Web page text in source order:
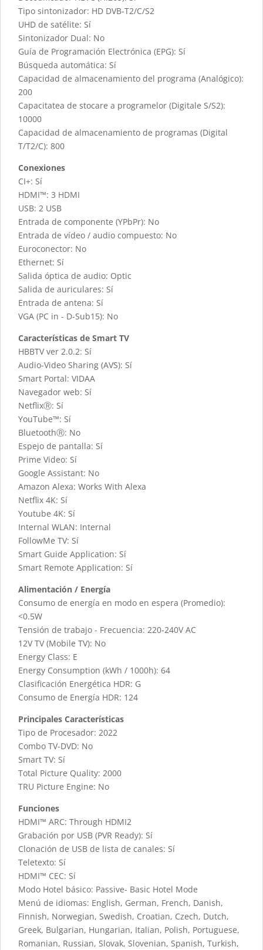
Tipo sintonizador: HD DVB-T2/C/S2
UHD de satélite: Sí
Sintonizador Dual: No
Guía de Programación Electrónica (EPG): Sí
Búsqueda automática: Sí
Capacidad de almacenamiento del programa (Analógico):
200
Capacitatea de stocare a programelor (Digitale S/S2):
10000
Capacidad de almacenamiento de programas (Digital
T/T2/C): 800
Conexiones
CI+: Sí
HDMI™: 3 HDMI
USB: 2 USB
Entrada de componente (YPbPr): No
Entrada de vídeo / audio compuesto: No
Euroconector: No
Ethernet: Sí
Salida óptica de audio: Optic
Salida de auriculares: Sí
Entrada de antena: Sí
VGA (PC in - D-Sub15): No
Características de Smart TV
HBBTV ver 2.0.2: Sí
Audio-Video Sharing (AVS): Sí
Smart Portal: VIDAA
Navegador web: Sí
NetflixⓇ: Sí
YouTube™: Sí
BluetoothⓇ: No
Espejo de pantalla: Sí
Prime Video: Sí
Google Assistant: No
Amazon Alexa: Works With Alexa
Netflix 4K: Sí
Youtube 4K: Sí
Internal WLAN: Internal
FollowMe TV: Sí
Smart Guide Application: Sí
Smart Remote Application: Sí
Alimentación / Energía
Consumo de energía en modo en espera (Promedio):
<0.5W
Tensión de trabajo - Frecuencia: 220-240V AC
12V TV (Mobile TV): No
Energy Class: E
Energy Consumption (kWh / 1000h): 64
Clasificación Energética HDR: G
Consumo de Energía HDR: 124
Principales Características
Tipo de Procesador: 2022
Combo TV-DVD: No
Smart TV: Sí
Total Picture Quality: 2000
TRU Picture Engine: No
Funciones
HDMI™ ARC: Through HDMI2
Grabación por USB (PVR Ready): Sí
Clonación de USB de lista de canales: Sí
Teletexto: Sí
HDMI™ CEC: Sí
Modo Hotel básico: Passive- Basic Hotel Mode
Menú de idiomas: English, German, French, Danish,
Finnish, Norwegian, Swedish, Croatian, Czech, Dutch,
Greek, Bulgarian, Hungarian, Italian, Polish, Portuguese,
Romanian, Russian, Slovak, Slovenian, Spanish, Turkish,